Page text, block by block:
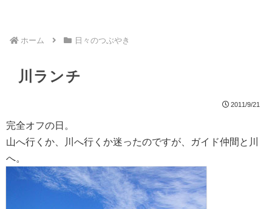
ホーム 日々のつぶやき
川ランチ
2011/9/21
完全オフの日。
山へ行くか、川へ行くか迷ったのですが、ガイド仲間と川
へ。